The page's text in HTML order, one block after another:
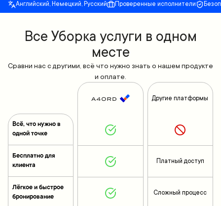
Английский, Немецкий, Русский Проверенные исполнители
Все Уборка услуги в одном
месте
Сравни нас с другими, всё что нужно знать о нашем продукте
и оплате.
Всё, что нужно в
одной точке
Бесплатно для
клиента
Лёгкое и быстрое
бронирование
Другие платформы
Платный доступ
Сложный процесс